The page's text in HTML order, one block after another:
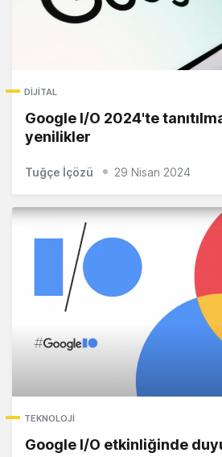
DIJITAL
Google I/O 2024'te
yenilikler
Tuğçe İçözü 29 Nisan 2024
TEKNOLOJI
Google I/O etkinliğinde